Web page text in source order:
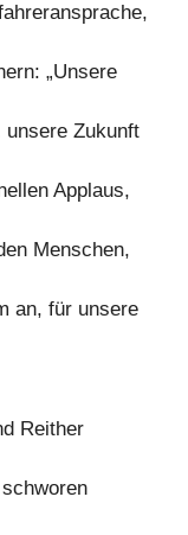
„Unsere
unsere Zukunft
Applaus,
Menschen,
an, für unsere
Reither